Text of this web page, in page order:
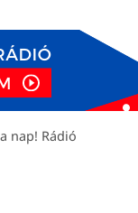
nap! Rádió